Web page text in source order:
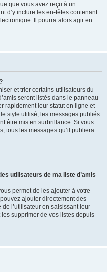
que vous avez reçu à un
d’y inclure les en-têtes contenant
Il pourra alors agir en
et trier certains utilisateurs du
seront listés dans le panneau
rapidement leur statut en ligne et
style utilisé, les messages publiés
être mis en surbrillance. Si vous
tous les messages qu’il publiera
utilisateurs de ma liste d’amis
permet de les ajouter à votre
ajouter directement des
l’utilisateur en saisissant leur
supprimer de vos listes depuis